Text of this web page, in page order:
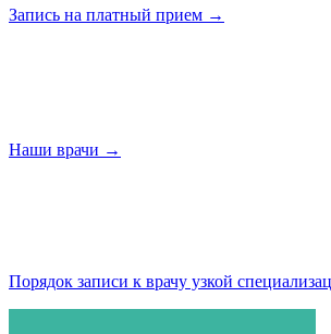
Запись на платный прием →
Наши врачи →
Порядок записи к врачу узкой